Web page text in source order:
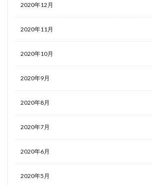
2020年12月
2020年11月
2020年10月
2020年9月
2020年8月
2020年7月
2020年6月
2020年5月